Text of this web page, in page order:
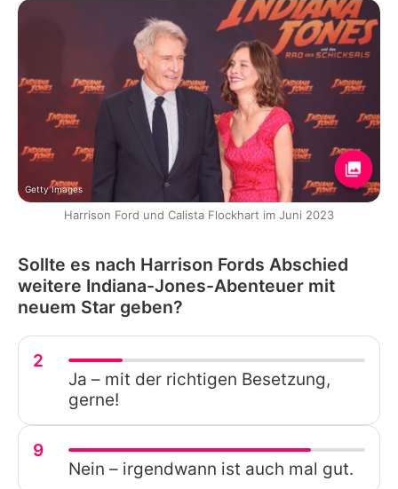
Getty Images
Harrison Ford und Calista Flockhart im Juni 2023
Sollte es nach Harrison Fords Abschied
weitere Indiana-Jones-Abenteuer mit
neuem Star geben?
2
Ja – mit der richtigen Besetzung,
gerne!
9
Nein – irgendwann ist auch mal gut.